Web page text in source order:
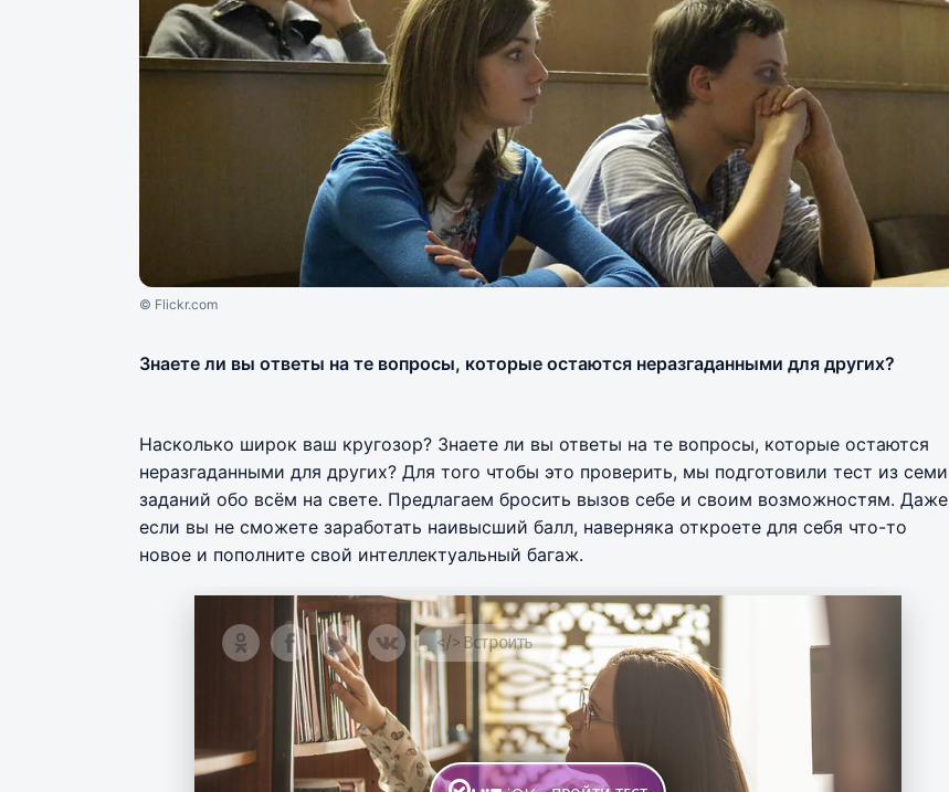
© Flickr.com
Знаете ли вы ответы на те вопросы, которые остаются неразгаданными для других?
Насколько широк ваш кругозор? Знаете ли вы ответы на те вопросы, которые остаются
неразгаданными для других? Для того чтобы это проверить, мы подготовили тест из семи
заданий обо всём на свете. Предлагаем бросить вызов себе и своим возможностям. Даже
если вы не сможете заработать наивысший балл, наверняка откроете для себя что-то
новое и пополните свой интеллектуальный багаж.